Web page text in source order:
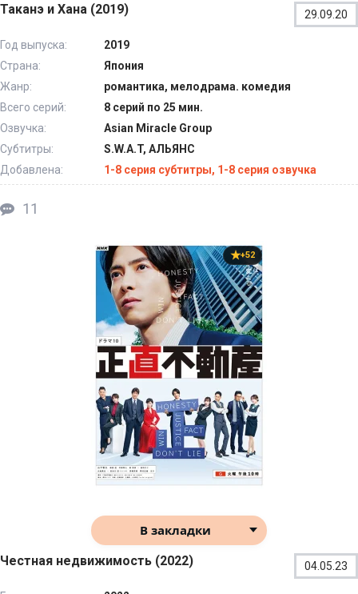
Таканэ и Хана (2019) 29.09.20
Год выпуска:
2019
Страна:
Япония
Жанр:
романтика, мелодрама. комедия
Всего серий:
8 серий по 25 мин.
Озвучка:
Asian Miracle Group
Субтитры:
S.W.A.T, АЛЬЯНС
Добавлена:
1-8 серия субтитры, 1-8 серия озвучка
11
+52
В закладки
Честная недвижимость (2022) 04.05.23